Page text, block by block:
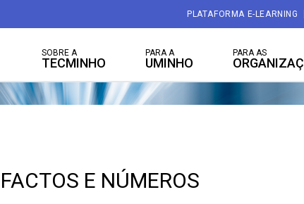
PLATAFORMA E-LEARNING
SOBRE A
TECMINHO
PARA A
UMINHO
PARA AS
FACTOS E NÚMEROS